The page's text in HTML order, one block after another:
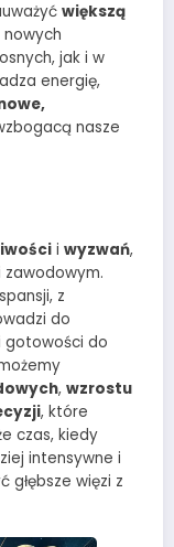
większą
nowych
jak i w
energię,
nasze
i wyzwań,
z
do
gotowości do
, wzrostu
, które
czas, kiedy
intensywne i
głębsze więzi z